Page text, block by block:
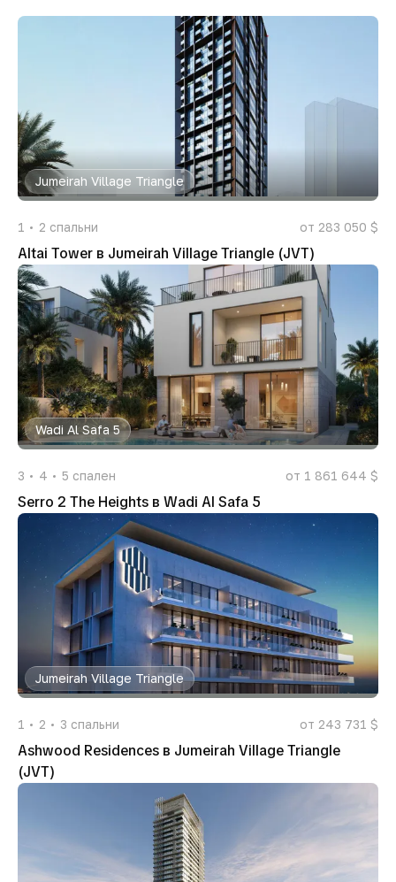
Jumeirah Village Triangle
1 2 спальни от 283 050 $
Altai Tower в Jumeirah Village Triangle (JVT)
Wadi Al Safa 5
3 4 5 спален от 1 861 644 $
Serro 2 The Heights в Wadi Al Safa 5
Jumeirah Village Triangle
1 2 3 спальни от 243 731 $
Ashwood Residences в Jumeirah Village Triangle
(JVT)